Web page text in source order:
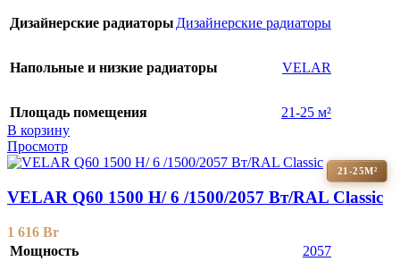
Дизайнерские радиаторы Дизайнерские радиаторы
Напольные и низкие радиаторы VELAR
Площадь помещения
21-25 м²
В корзину
Просмотр
21-25М²
VELAR Q60 1500 H/ 6 /1500/2057 Вт/RAL Classic
1 616 Br
Мощность
2057